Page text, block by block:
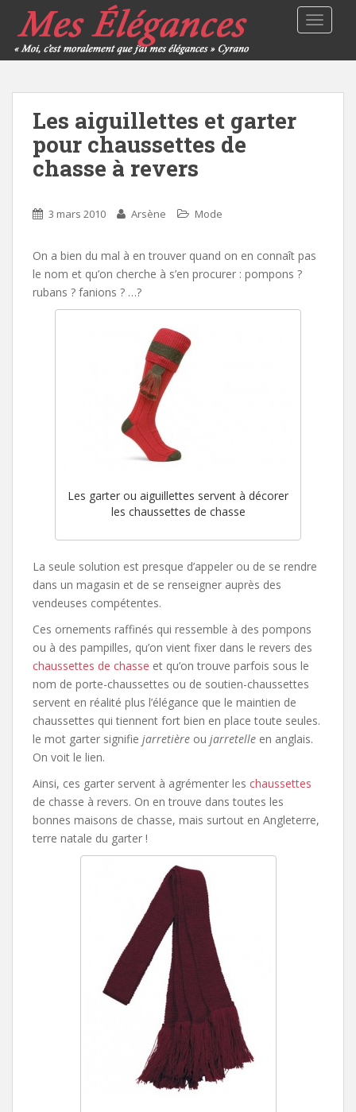
Les aiguillettes et garter
pour chaussettes de
chasse à revers
3 mars 2010 Arsène Mode
On a bien du mal à en trouver quand on en connaît pas
le nom et qu’on cherche à s’en procurer : pompons ?
rubans ? fanions ? …?
Les garter ou aiguillettes servent à décorer
les chaussettes de chasse
La seule solution est presque d’appeler ou de se rendre
dans un magasin et de se renseigner auprès des
vendeuses compétentes.
Ces ornements raffinés qui ressemble à des pompons
ou à des pampilles, qu’on vient fixer dans le revers des
chaussettes de chasse et qu’on trouve parfois sous le
nom de porte-chaussettes ou de soutien-chaussettes
servent en réalité plus l’élégance que le maintien de
chaussettes qui tiennent fort bien en place toute seules.
le mot garter signifie jarretière ou jarretelle en anglais.
On voit le lien.
Ainsi, ces garter servent à agrémenter les chaussettes
de chasse à revers. On en trouve dans toutes les
bonnes maisons de chasse, mais surtout en Angleterre,
terre natale du garter !